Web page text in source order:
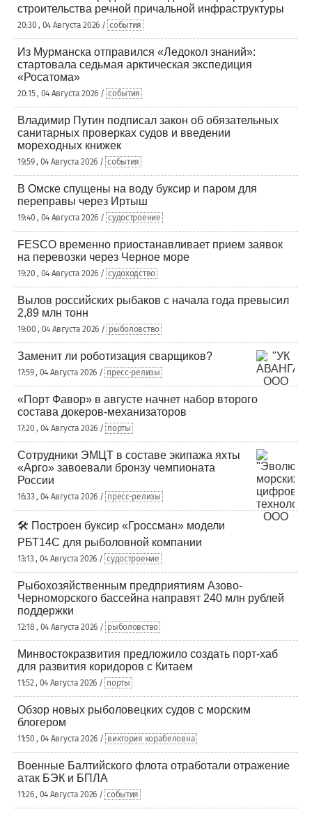
строительства речной причальной инфраструктуры
20:30 , 04 Августа 2026 / события
Из Мурманска отправился «Ледокол знаний»:
стартовала седьмая арктическая экспедиция
«Росатома»
20:15 , 04 Августа 2026 / события
Владимир Путин подписал закон об обязательных
санитарных проверках судов и введении
мореходных книжек
19:59 , 04 Августа 2026 / события
В Омске спущены на воду буксир и паром для
переправы через Иртыш
19:40 , 04 Августа 2026 / судостроение
FESCO временно приостанавливает прием заявок
на перевозки через Черное море
19:20 , 04 Августа 2026 / судоходство
Вылов российских рыбаков с начала года превысил
2,89 млн тонн
19:00 , 04 Августа 2026 / рыболовство
Заменит ли роботизация сварщиков?
17:59 , 04 Августа 2026 / пресс-релизы
«Порт Фавор» в августе начнет набор второго
состава докеров-механизаторов
17:20 , 04 Августа 2026 / порты
Сотрудники ЭМЦТ в составе экипажа яхты
«Арго» завоевали бронзу чемпионата
России
16:33 , 04 Августа 2026 / пресс-релизы
🛠️ Построен буксир «Гроссман» модели
РБТ14С для рыболовной компании
13:13 , 04 Августа 2026 / судостроение
Рыбохозяйственным предприятиям Азово-
Черноморского бассейна направят 240 млн рублей
поддержки
12:18 , 04 Августа 2026 / рыболовство
Минвостокразвития предложило создать порт-хаб
для развития коридоров с Китаем
11:52 , 04 Августа 2026 / порты
Обзор новых рыболовецких судов с морским
блогером
11:50 , 04 Августа 2026 / виктория корабеловна
Военные Балтийского флота отработали отражение
атак БЭК и БПЛА
11:26 , 04 Августа 2026 / события